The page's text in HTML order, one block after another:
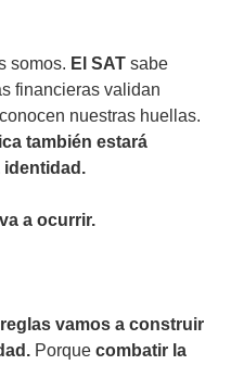
somos. El SAT sabe
financieras validan
nuestras huellas.
también estará
identidad.
a ocurrir.
vamos a construir
Porque combatir la